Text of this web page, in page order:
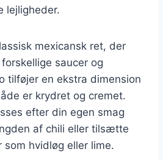
lejligheder.
mexicansk ret, der
saucer og
tilføjer en ekstra dimension
er krydret og cremet.
efter din egen smag
af chili eller tilsætte
som hvidløg eller lime.